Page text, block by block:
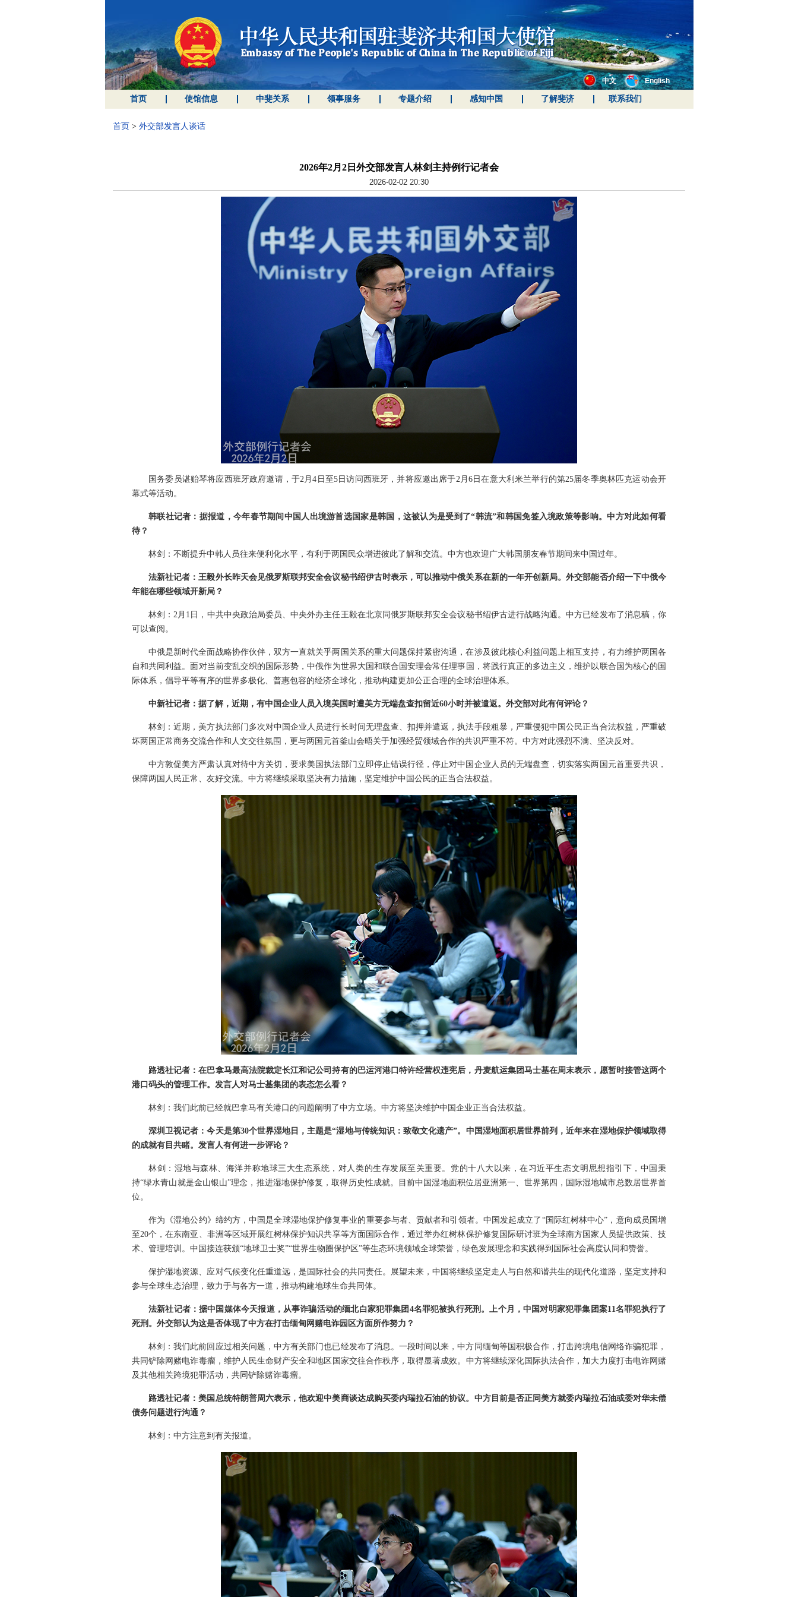
中文 English
首页 使馆信息 中斐关系 领事服务 专题介绍 感知中国 了解斐济 联系我们
首页 > 外交部发言人谈话
2026年2月2日外交部发言人林剑主持例行记者会
2026-02-02 20:30
国务委员谌贻琴将应西班牙政府邀请，于2月4日至5日访问西班牙，并将应邀出席于2月6日在意大利米兰举行的第25届冬季奥林匹克运动会开
幕式等活动。
韩联社记者：据报道，今年春节期间中国人出境游首选国家是韩国，这被认为是受到了“韩流”和韩国免签入境政策等影响。中方对此如何看
待？
林剑：不断提升中韩人员往来便利化水平，有利于两国民众增进彼此了解和交流。中方也欢迎广大韩国朋友春节期间来中国过年。
法新社记者：王毅外长昨天会见俄罗斯联邦安全会议秘书绍伊古时表示，可以推动中俄关系在新的一年开创新局。外交部能否介绍一下中俄今
年能在哪些领域开新局？
林剑：2月1日，中共中央政治局委员、中央外办主任王毅在北京同俄罗斯联邦安全会议秘书绍伊古进行战略沟通。中方已经发布了消息稿，你
可以查阅。
中俄是新时代全面战略协作伙伴，双方一直就关乎两国关系的重大问题保持紧密沟通，在涉及彼此核心利益问题上相互支持，有力维护两国各
自和共同利益。面对当前变乱交织的国际形势，中俄作为世界大国和联合国安理会常任理事国，将践行真正的多边主义，维护以联合国为核心的国
际体系，倡导平等有序的世界多极化、普惠包容的经济全球化，推动构建更加公正合理的全球治理体系。
中新社记者：据了解，近期，有中国企业人员入境美国时遭美方无端盘查扣留近60小时并被遣返。外交部对此有何评论？
林剑：近期，美方执法部门多次对中国企业人员进行长时间无理盘查、扣押并遣返，执法手段粗暴，严重侵犯中国公民正当合法权益，严重破
坏两国正常商务交流合作和人文交往氛围，更与两国元首釜山会晤关于加强经贸领域合作的共识严重不符。中方对此强烈不满、坚决反对。
中方敦促美方严肃认真对待中方关切，要求美国执法部门立即停止错误行径，停止对中国企业人员的无端盘查，切实落实两国元首重要共识，
保障两国人民正常、友好交流。中方将继续采取坚决有力措施，坚定维护中国公民的正当合法权益。
路透社记者：在巴拿马最高法院裁定长江和记公司持有的巴运河港口特许经营权违宪后，丹麦航运集团马士基在周末表示，愿暂时接管这两个
港口码头的管理工作。发言人对马士基集团的表态怎么看？
林剑：我们此前已经就巴拿马有关港口的问题阐明了中方立场。中方将坚决维护中国企业正当合法权益。
深圳卫视记者：今天是第30个世界湿地日，主题是“湿地与传统知识：致敬文化遗产”。中国湿地面积居世界前列，近年来在湿地保护领域取得
的成就有目共睹。发言人有何进一步评论？
林剑：湿地与森林、海洋并称地球三大生态系统，对人类的生存发展至关重要。党的十八大以来，在习近平生态文明思想指引下，中国秉
持“绿水青山就是金山银山”理念，推进湿地保护修复，取得历史性成就。目前中国湿地面积位居亚洲第一、世界第四，国际湿地城市总数居世界首
位。
作为《湿地公约》缔约方，中国是全球湿地保护修复事业的重要参与者、贡献者和引领者。中国发起成立了“国际红树林中心”，意向成员国增
至20个，在东南亚、非洲等区域开展红树林保护知识共享等方面国际合作，通过举办红树林保护修复国际研讨班为全球南方国家人员提供政策、技
术、管理培训。中国接连获颁“地球卫士奖”“世界生物圈保护区”等生态环境领域全球荣誉，绿色发展理念和实践得到国际社会高度认同和赞誉。
保护湿地资源、应对气候变化任重道远，是国际社会的共同责任。展望未来，中国将继续坚定走人与自然和谐共生的现代化道路，坚定支持和
参与全球生态治理，致力于与各方一道，推动构建地球生命共同体。
法新社记者：据中国媒体今天报道，从事诈骗活动的缅北白家犯罪集团4名罪犯被执行死刑。上个月，中国对明家犯罪集团案11名罪犯执行了
死刑。外交部认为这是否体现了中方在打击缅甸网赌电诈园区方面所作努力？
林剑：我们此前回应过相关问题，中方有关部门也已经发布了消息。一段时间以来，中方同缅甸等国积极合作，打击跨境电信网络诈骗犯罪，
共同铲除网赌电诈毒瘤，维护人民生命财产安全和地区国家交往合作秩序，取得显著成效。中方将继续深化国际执法合作，加大力度打击电诈网赌
及其他相关跨境犯罪活动，共同铲除赌诈毒瘤。
路透社记者：美国总统特朗普周六表示，他欢迎中美商谈达成购买委内瑞拉石油的协议。中方目前是否正同美方就委内瑞拉石油或委对华未偿
债务问题进行沟通？
林剑：中方注意到有关报道。